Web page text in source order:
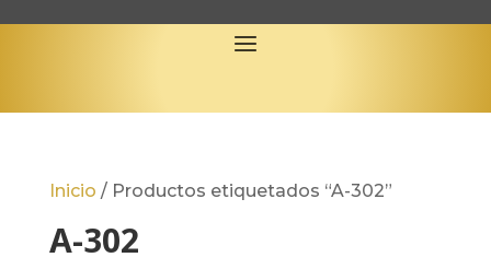
Inicio / Productos etiquetados “A-302”
A-302